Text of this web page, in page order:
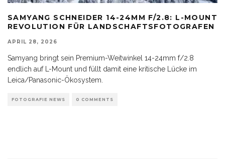
SAMYANG SCHNEIDER 14-24MM F/2.8: L-MOUNT
REVOLUTION FÜR LANDSCHAFTSFOTOGRAFEN
APRIL 28, 2026
Samyang bringt sein Premium-Weitwinkel 14-24mm f/2.8
endlich auf L-Mount und füllt damit eine kritische Lücke im
Leica/Panasonic-Ökosystem.
FOTOGRAFIE NEWS 0 COMMENTS